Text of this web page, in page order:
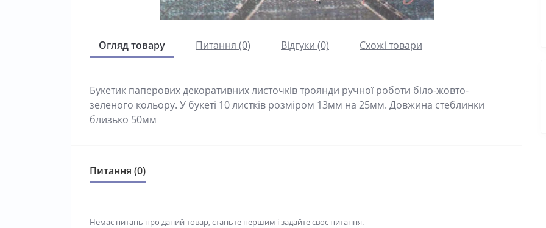
Огляд товару Питання (0) Відгуки (0) Схожі товари
Букетик паперових декоративних листочків троянди ручної роботи біло-жовто-
зеленого кольору. У букеті 10 листків розміром 13мм на 25мм. Довжина стеблинки
близько 50мм
Питання (0)
Немає питань про даний товар, станьте першим і задайте своє питання.